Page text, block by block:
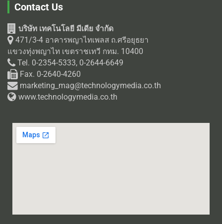
Contact Us
บริษัท เทคโนโลยี มีเดีย จำกัด
471/3-4 อาคารพญาไทเพลส ถ.ศรีอยุธยา
แขวงทุ่งพญาไท เขตราชเทวี กทม. 10400
Tel. 0-2354-5333, 0-2644-6649
Fax. 0-2640-4260
marketing_mag@technologymedia.co.th
www.technologymedia.co.th